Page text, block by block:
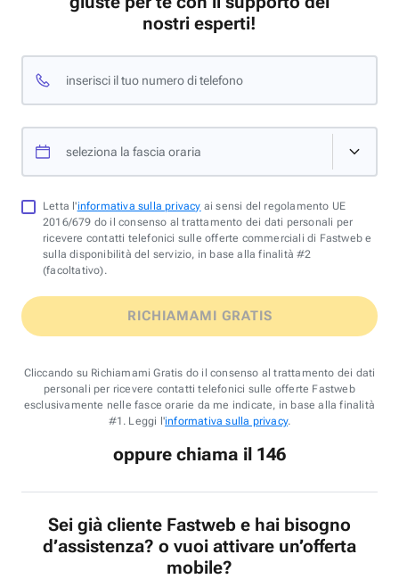
nostri esperti!
inserisci il tuo numero di telefono
seleziona la fascia oraria
Letta l'informativa sulla privacy ai sensi del regolamento UE
2016/679 do il consenso al trattamento dei dati personali per
ricevere contatti telefonici sulle offerte commerciali di Fastweb e
sulla disponibilità del servizio, in base alla finalità #2
(facoltativo).
RICHIAMAMI GRATIS
Cliccando su Richiamami Gratis do il consenso al trattamento dei dati
personali per ricevere contatti telefonici sulle offerte Fastweb
esclusivamente nelle fasce orarie da me indicate, in base alla finalità
#1. Leggi l'informativa sulla privacy.
oppure chiama il 146
Sei già cliente Fastweb e hai bisogno
d’assistenza? o vuoi attivare un’offerta
mobile?